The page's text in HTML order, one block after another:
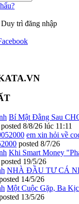
Duy trì đăng nhập
Bí Mật Đằng Sau
posted 8/8/26 lúc 11:11
em xin hỏi về
posted 8/7/26
Khi Smart Money
posted 19/5/26
NHÀ ĐẦU TƯ CÁ
14/5/26
Một Cuộc Gặp, Ba
13/5/26